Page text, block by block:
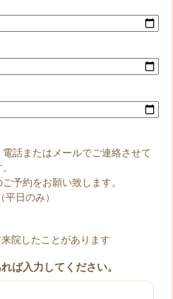
話またはメールでご連絡させて
予約をお願い致します。
平日のみ）
来院したことがあります
ば入力してください。